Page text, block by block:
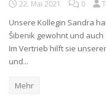
22. Mai 2021 0
Unsere Kollegin Sandra
Šibenik gewohnt und
Im Vertrieb hilft sie
und...
Mehr